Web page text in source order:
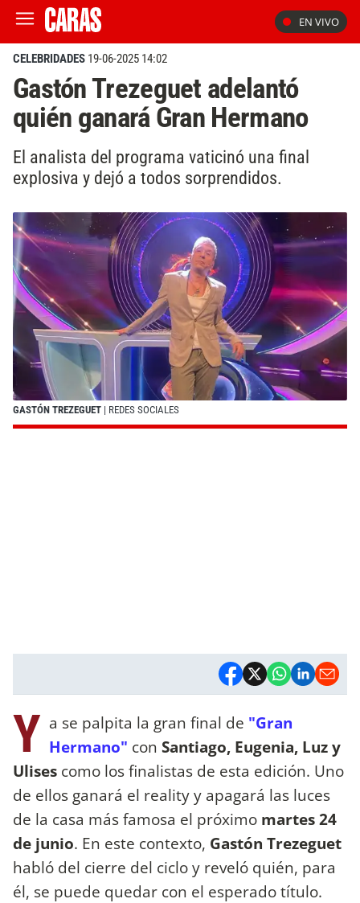
EN VIVO
CELEBRIDADES 19-06-2025 14:02
Gastón Trezeguet adelantó
quién ganará Gran Hermano
El analista del programa vaticinó una final
explosiva y dejó a todos sorprendidos.
GASTÓN TREZEGUET | REDES SOCIALES
Y a se palpita la gran final de "Gran
Hermano" con Santiago, Eugenia, Luz y
Ulises como los finalistas de esta edición. Uno
de ellos ganará el reality y apagará las luces
de la casa más famosa el próximo martes 24
de junio. En este contexto, Gastón Trezeguet
habló del cierre del ciclo y reveló quién, para
él, se puede quedar con el esperado título.